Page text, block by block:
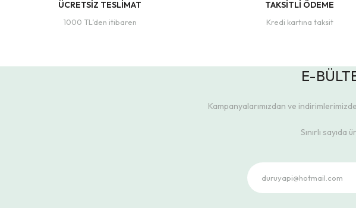
ÜCRETSİZ TESLİMAT
1000 TL’den itibaren
TAKSİTLİ ÖDEME
Kredi kartına taksit
E-
Kampanyalarımızdan ve
Sınırlı